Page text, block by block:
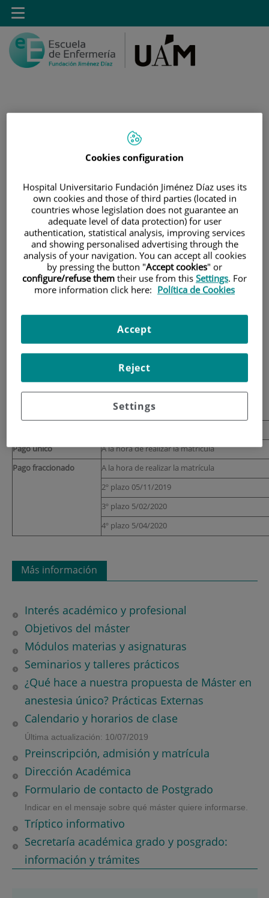
Saltar al contenido
Toggle
navigation
MÁSTER PROPIO POR LA UAM EN CUIDADOS
AVANZADOS DEL PACIENTE EN ANESTESIA,
REANIMACIÓN Y TRATAMIENTO DEL DOLOR
PRECIO
Precio
Posibilidad de pago fraccionado en cuatro
plazos.
Becas:supondrán el 10% de los alumnos matriculados.
La política de la Escuela es evitar las becas totales, de esa
manera más estudiantes podrán beneficiarse de ellas.
Pago único
A la hora de realizar la matrícula
Pago fraccionado
A la hora de realizar la matrícula
2º plazo 05/11/2019
3º plazo 5/02/2020
4º plazo 5/04/2020
Más información
Interés académico y profesional
Objetivos del máster
Módulos materias y asignaturas
Seminarios y talleres prácticos
¿Qué hace a nuestra propuesta de Máster en
anestesia único? Prácticas Externas
Calendario y horarios de clase
Última actualización: 10/07/2019
Preinscripción, admisión y matrícula
Dirección Académica
Formulario de contacto de Postgrado
Indicar en el mensaje sobre qué máster quiere informarse.
Tríptico informativo
Secretaría académica grado y posgrado:
información y trámites
Cookies configuration
Hospital Universitario Fundación Jiménez Díaz uses its
own cookies and those of third parties (located in
countries whose legislation does not guarantee an
adequate level of data protection) for user
authentication, statistical analysis, improving services
and showing personalised advertising through the
analysis of your navigation. You can accept all cookies
by pressing the button "Accept cookies" or
configure/refuse them their use from this Settings. For
more information click here: Política de Cookies
Settings
Reject
Accept